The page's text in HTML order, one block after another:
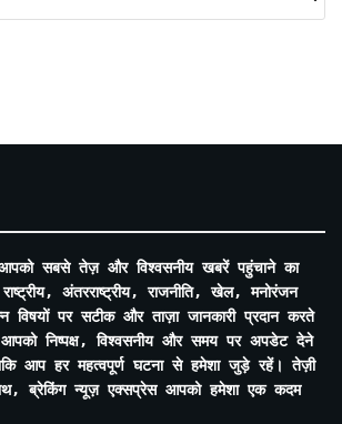
सबसे तेज़ और विश्वसनीय खबरें पहुंचाने का
अंतरराष्ट्रीय, राजनीति, खेल, मनोरंजन
विषयों पर सटीक और ताज़ा जानकारी प्रदान करते
आपको निष्पक्ष, विश्वसनीय और समय पर अपडेट देने
आप हर महत्वपूर्ण घटना से हमेशा जुड़े रहें। तेज़ी
ब्रेकिंग न्यूज़ एक्सप्रेस आपको हमेशा एक कदम